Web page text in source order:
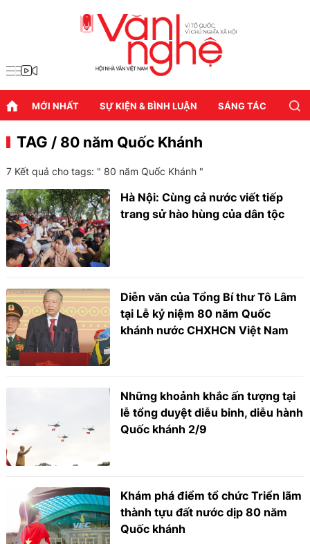
MỚI NHẤT SỰ KIỆN & BÌNH LUẬN SÁNG TÁC
TAG / 80 năm Quốc Khánh
7 Kết quả cho tags: " 80 năm Quốc Khánh "
Hà Nội: Cùng cả nước viết tiếp
trang sử hào hùng của dân tộc
Diễn văn của Tổng Bí thư Tô Lâm
tại Lễ kỷ niệm 80 năm Quốc
khánh nước CHXHCN Việt Nam
Những khoảnh khắc ấn tượng tại
lễ tổng duyệt diễu binh, diễu hành
Quốc khánh 2/9
Khám phá điểm tổ chức Triển lãm
thành tựu đất nước dịp 80 năm
Quốc khánh